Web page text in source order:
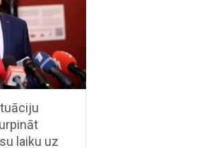
laiku uz